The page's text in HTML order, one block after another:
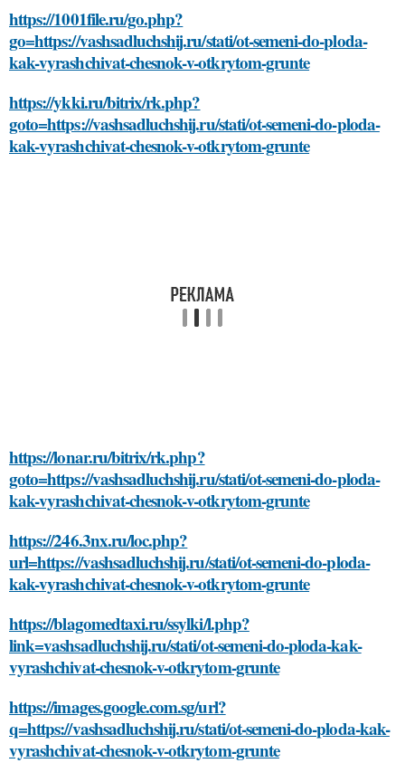
https://1001file.ru/go.php?
go=https://vashsadluchshij.ru/stati/ot-semeni-do-ploda-
kak-vyrashchivat-chesnok-v-otkrytom-grunte
https://ykki.ru/bitrix/rk.php?
goto=https://vashsadluchshij.ru/stati/ot-semeni-do-ploda-
kak-vyrashchivat-chesnok-v-otkrytom-grunte
https://lonar.ru/bitrix/rk.php?
goto=https://vashsadluchshij.ru/stati/ot-semeni-do-ploda-
kak-vyrashchivat-chesnok-v-otkrytom-grunte
https://246.3nx.ru/loc.php?
url=https://vashsadluchshij.ru/stati/ot-semeni-do-ploda-
kak-vyrashchivat-chesnok-v-otkrytom-grunte
https://blagomedtaxi.ru/ssylki/l.php?
link=vashsadluchshij.ru/stati/ot-semeni-do-ploda-kak-
vyrashchivat-chesnok-v-otkrytom-grunte
https://images.google.com.sg/url?
q=https://vashsadluchshij.ru/stati/ot-semeni-do-ploda-kak-
vyrashchivat-chesnok-v-otkrytom-grunte